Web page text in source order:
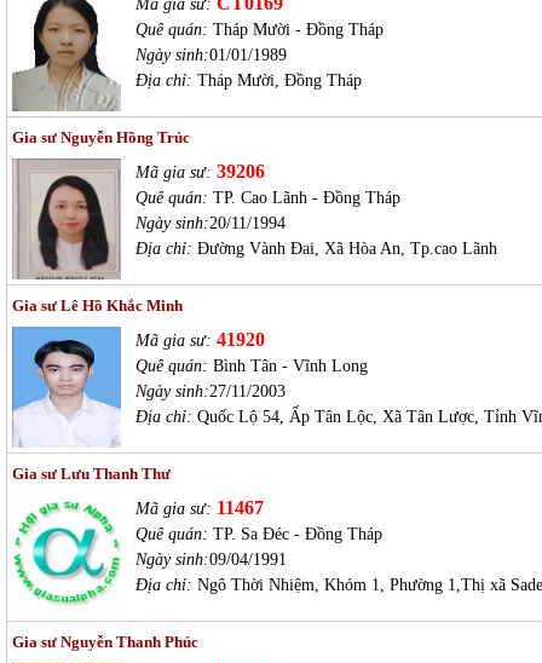
Mã gia sư:
Quê quán: Tháp Mười - Đồng Tháp
Ngày sinh:01/01/1989
Địa chỉ: Tháp Mười, Đồng Tháp
Gia sư Nguyễn Hồng Trúc
Mã gia sư: 39206
Quê quán: TP. Cao Lãnh - Đồng Tháp
Ngày sinh:20/11/1994
Địa chỉ: Đường Vành Đai, Xã Hòa An, Tp.cao Lãnh
Gia sư Lê Hồ Khắc Minh
Mã gia sư: 41920
Quê quán: Bình Tân - Vĩnh Long
Ngày sinh:27/11/2003
Địa chỉ: Quốc Lộ 54, Ấp Tân Lộc, Xã Tân Lược, Tỉnh
Gia sư Lưu Thanh Thư
Mã gia sư: 11467
Quê quán: TP. Sa Đéc - Đồng Tháp
Ngày sinh:09/04/1991
Địa chỉ: Ngô Thời Nhiệm, Khóm 1, Phường 1,Thị xã
Gia sư Nguyễn Thanh Phúc